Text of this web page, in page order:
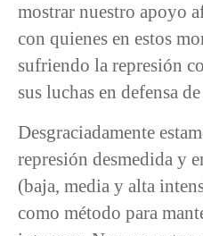
mostrar nuestro apoyo
con quienes en estos
sufriendo la represión
sus luchas en defensa
Desgraciadamente
represión desmedida y
(baja, media y alta
como método para